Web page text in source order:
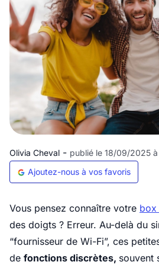
Olivia Cheval - publié le 18/09/2025
Ajoutez-nous à vos favoris
Vous pensez connaître votre box
des doigts ? Erreur. Au-delà du
“fournisseur de Wi-Fi”, ces
de fonctions discrètes, souvent